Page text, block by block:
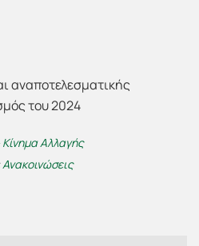
Αλλαγής
Ανακοινώσεις